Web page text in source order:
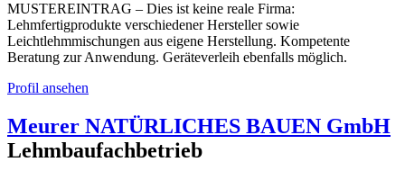
MUSTEREINTRAG – Dies ist keine reale Firma:
Lehmfertigprodukte verschiedener Hersteller sowie
Leichtlehmmischungen aus eigene Herstellung. Kompetente
Beratung zur Anwendung. Geräteverleih ebenfalls möglich.
Profil ansehen
Meurer NATÜRLICHES BAUEN GmbH
Lehmbaufachbetrieb